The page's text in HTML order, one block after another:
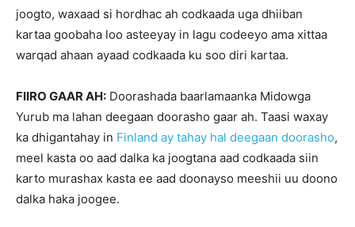
joogto, waxaad si hordhac ah codkaada uga dhiiban
kartaa goobaha loo asteeyay in lagu codeeyo ama xittaa
warqad ahaan ayaad codkaada ku soo diri kartaa.
FIIRO GAAR AH: Doorashada baarlamaanka Midowga
Yurub ma lahan deegaan doorasho gaar ah. Taasi waxay
ka dhigantahay in Finland ay tahay hal deegaan doorasho,
meel kasta oo aad dalka ka joogtana aad codkaada siin
karto murashax kasta ee aad doonayso meeshii uu doono
dalka haka joogee.